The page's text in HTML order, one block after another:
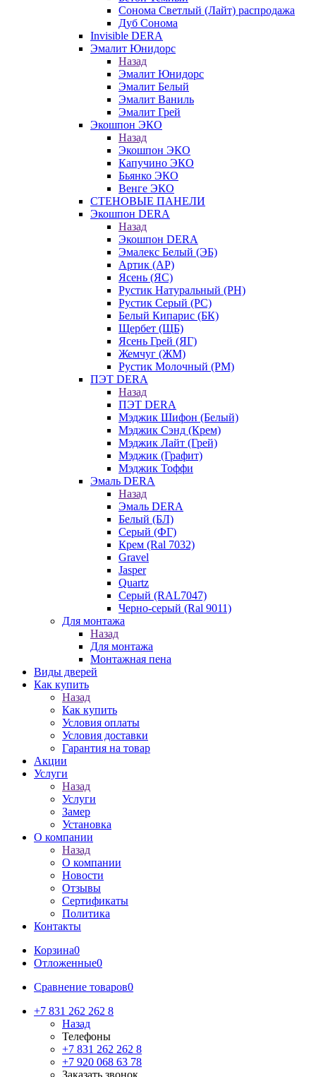
Сонома Светлый (Лайт) распродажа
Дуб Сонома
Invisible DERA
Эмалит Юнидорс
Назад
Эмалит Юнидорс
Эмалит Белый
Эмалит Ваниль
Эмалит Грей
Экошпон ЭКО
Назад
Экошпон ЭКО
Капучино ЭКО
Бьянко ЭКО
Венге ЭКО
СТЕНОВЫЕ ПАНЕЛИ
Экошпон DERA
Назад
Экошпон DERA
Эмалекс Белый (ЭБ)
Артик (АР)
Ясень (ЯС)
Рустик Натуральный (РН)
Рустик Серый (РС)
Белый Кипарис (БК)
Щербет (ЩБ)
Ясень Грей (ЯГ)
Жемчуг (ЖМ)
Рустик Молочный (РМ)
ПЭТ DERA
Назад
ПЭТ DERA
Мэджик Шифон (Белый)
Мэджик Сэнд (Крем)
Мэджик Лайт (Грей)
Мэджик (Графит)
Мэджик Тоффи
Эмаль DERA
Назад
Эмаль DERA
Белый (БЛ)
Серый (ФГ)
Крем (Ral 7032)
Gravel
Jasper
Quartz
Серый (RAL7047)
Черно-серый (Ral 9011)
Для монтажа
Назад
Для монтажа
Монтажная пена
Виды дверей
Как купить
Назад
Как купить
Условия оплаты
Условия доставки
Гарантия на товар
Акции
Услуги
Назад
Услуги
Замер
Установка
О компании
Назад
О компании
Новости
Отзывы
Сертификаты
Политика
Контакты
Корзина0
Отложенные0
Сравнение товаров0
+7 831 262 262 8
Назад
Телефоны
+7 831 262 262 8
+7 920 068 63 78
Заказать звонок